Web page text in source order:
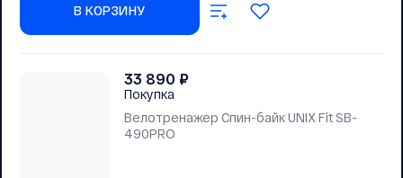
В КОРЗИНУ
33 890 ₽
Покупка
Велотренажер Спин-байк UNIX Fit SB-
490PRO